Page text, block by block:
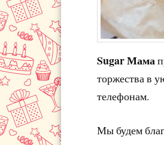
Sugar Мама
торжества в
телефонам.
Мы будем